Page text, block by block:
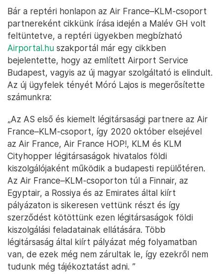
Bár a reptéri honlapon az Air France–KLM-csoport
partnereként cikkünk írása idején a Malév GH volt
feltüntetve, a reptéri ügyekben megbízható
Airportal.hu szakportál már egy cikkben
bejelentette, hogy az említett Airport Service
Budapest, vagyis az új magyar szolgáltató is elindult.
Az új ügyfelek tényét Móró Lajos is megerősítette
számunkra:
„Az AS első és kiemelt légitársasági partnere az Air
France–KLM-csoport, így 2020 október elsejével
az Air France, Air France HOP!, KLM és KLM
Cityhopper légitársaságok hivatalos földi
kiszolgálójaként működik a budapesti repülőtéren.
Az Air France–KLM-csoporton túl a Finnair, az
Egyptair, a Rossiya és az Emirates által kiírt
pályázaton is sikeresen vettünk részt és így
szerződést kötöttünk ezen légitársaságok földi
kiszolgálási feladatainak ellátására. Több
légitársaság által kiírt pályázat még folyamatban
van, de ezek még nem zárultak le, így ezekről nem
tudunk még tájékoztatást adni. ”